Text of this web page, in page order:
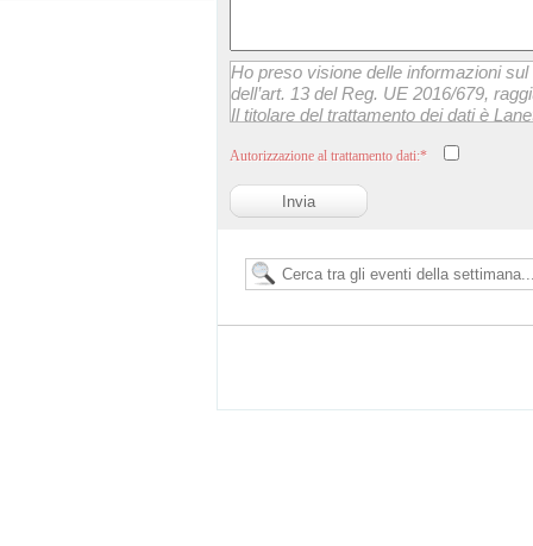
Ho preso visione delle informazioni
dell’art. 13 del Reg. UE 2016/679,
Il titolare del trattamento dei dati è
Autorizzazione al trattamento dati:*